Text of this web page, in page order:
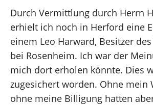
Durch Vermittlung durch Herrn
erhielt ich noch in Herford eine
einem Leo Harward, Besitzer
bei Rosenheim. Ich war der
mich dort erholen könnte. Dies
zugesichert worden. Ohne mein
ohne meine Billigung hatten